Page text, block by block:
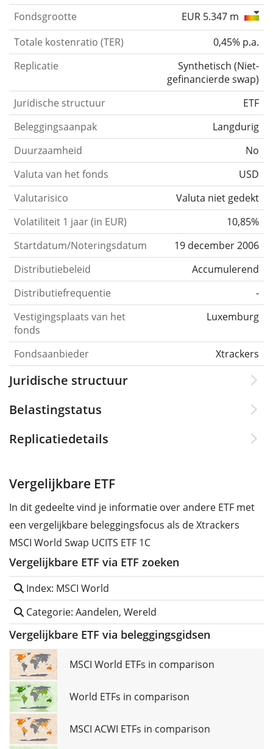
Fondsgrootte
EUR 5.347 m
Totale kostenratio (TER)
0,45% p.a.
Replicatie
Synthetisch (Niet-
gefinancierde swap)
Juridische structuur
ETF
Beleggingsaanpak
Langdurig
Duurzaamheid
No
Valuta van het fonds
USD
Valutarisico
Valuta niet gedekt
Volatiliteit 1 jaar (in EUR)
10,85%
Startdatum/Noteringsdatum
19 december 2006
Distributiebeleid
Accumulerend
Distributiefrequentie
-
Vestigingsplaats van het
fonds
Luxemburg
Fondsaanbieder Xtrackers
Juridische structuur
Belastingstatus
Replicatiedetails
Vergelijkbare ETF
In dit gedeelte vind je informatie over andere ETF met
een vergelijkbare beleggingsfocus als de Xtrackers
MSCI World Swap UCITS ETF 1C
Vergelijkbare ETF via ETF zoeken
Index: MSCI World
Categorie: Aandelen, Wereld
Vergelijkbare ETF via beleggingsgidsen
MSCI World ETFs in comparison
World ETFs in comparison
MSCI ACWI ETFs in comparison